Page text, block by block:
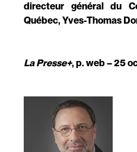
directeur général du
Québec, Yves-Thomas
La Presse+, p. web – 25